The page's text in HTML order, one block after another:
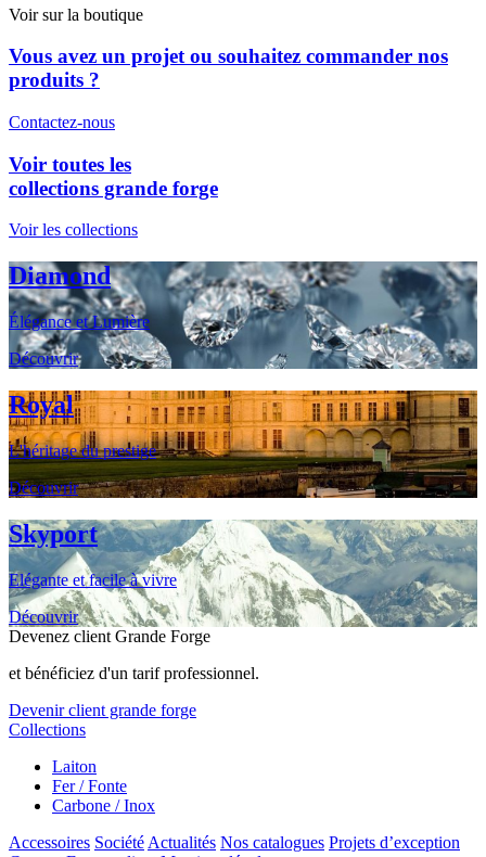
Voir sur la boutique
Vous avez un projet ou souhaitez commander nos
produits ?
Contactez-nous
Voir toutes les
collections grande forge
Voir les collections
Diamond
Élégance et Lumière
Découvrir
Royal
L'héritage du prestige
Découvrir
Skyport
Elégante et facile à vivre
Découvrir
Devenez client Grande Forge
et bénéficiez d'un tarif professionnel.
Devenir client grande forge
Collections
Laiton
Fer / Fonte
Carbone / Inox
Accessoires Société Actualités Nos catalogues Projets d’exception